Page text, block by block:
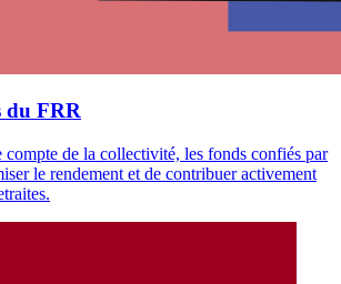
du FRR
de la collectivité, les fonds confiés par
le rendement et de contribuer activement